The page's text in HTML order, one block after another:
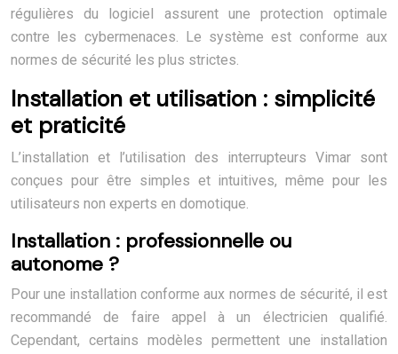
régulières du logiciel assurent une protection optimale
contre les cybermenaces. Le système est conforme aux
normes de sécurité les plus strictes.
Installation et utilisation : simplicité
et praticité
L’installation et l’utilisation des interrupteurs Vimar sont
conçues pour être simples et intuitives, même pour les
utilisateurs non experts en domotique.
Installation : professionnelle ou
autonome ?
Pour une installation conforme aux normes de sécurité, il est
recommandé de faire appel à un électricien qualifié.
Cependant, certains modèles permettent une installation